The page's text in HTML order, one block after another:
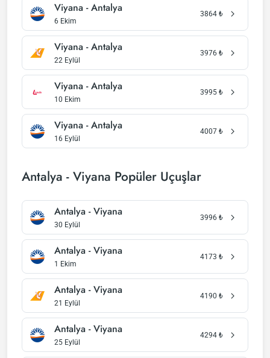
Viyana - Antalya
6 Ekim
3864 ₺
Viyana - Antalya
22 Eylül
3976 ₺
Viyana - Antalya
10 Ekim
3995 ₺
Viyana - Antalya
16 Eylül
4007 ₺
Antalya - Viyana Popüler Uçuşlar
Antalya - Viyana
30 Eylül
3996 ₺
Antalya - Viyana
1 Ekim
4173 ₺
Antalya - Viyana
21 Eylül
4190 ₺
Antalya - Viyana
25 Eylül
4294 ₺